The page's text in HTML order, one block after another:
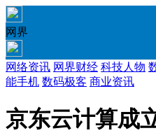
网界
网络资讯 网界财经 科技人物
能手机 数码极客 商业资讯
京东云计算成